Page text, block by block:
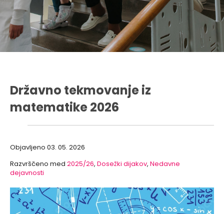
Državno tekmovanje iz
matematike 2026
Objavljeno 03. 05. 2026
Razvrščeno med 2025/26, Dosežki dijakov, Nedavne
dejavnosti